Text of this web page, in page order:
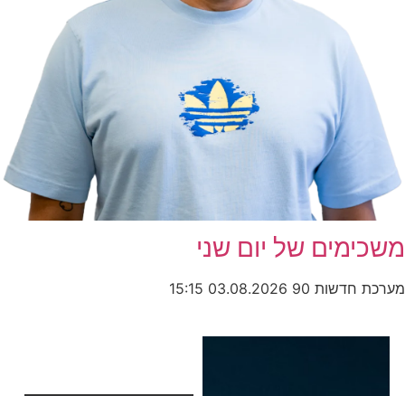
משכימים של יום שני
מערכת חדשות 90 03.08.2026
15:15